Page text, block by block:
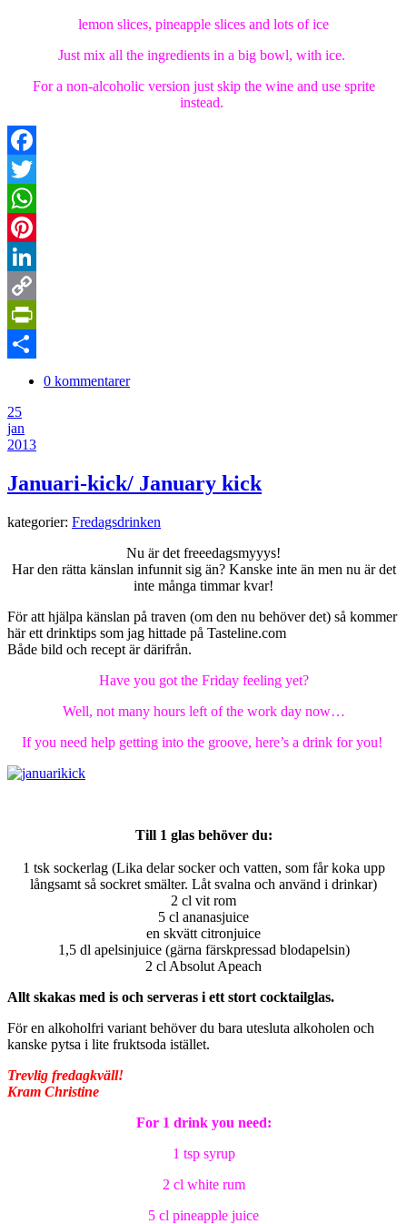
lemon slices, pineapple slices and lots of ice
Just mix all the ingredients in a big bowl, with ice.
For a non-alcoholic version just skip the wine and use sprite
instead.
Facebook
Twitter
WhatsApp
Pinterest
LinkedIn
Copy
Link
PrintFriendly
0 kommentarer
25
jan
2013
Januari-kick/ January kick
kategorier: Fredagsdrinken
Nu är det freeedagsmyyys!
Har den rätta känslan infunnit sig än? Kanske inte än men nu är det
inte många timmar kvar!
För att hjälpa känslan på traven (om den nu behöver det) så kommer
här ett drinktips som jag hittade på Tasteline.com
Både bild och recept är därifrån.
Have you got the Friday feeling yet?
Well, not many hours left of the work day now…
If you need help getting into the groove, here’s a drink for you!
Till 1 glas behöver du:
1 tsk sockerlag (Lika delar socker och vatten, som får koka upp
långsamt så sockret smälter. Låt svalna och använd i drinkar)
2 cl vit rom
5 cl ananasjuice
en skvätt citronjuice
1,5 dl apelsinjuice (gärna färskpressad blodapelsin)
2 cl Absolut Apeach
Allt skakas med is och serveras i ett stort cocktailglas.
För en alkoholfri variant behöver du bara utesluta alkoholen och
kanske pytsa i lite fruktsoda istället.
Trevlig fredagkväll!
Kram Christine
For 1 drink you need:
1 tsp syrup
2 cl white rum
5 cl pineapple juice